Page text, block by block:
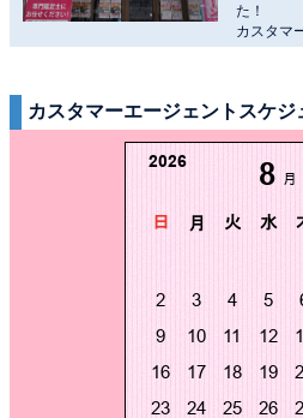
た！
カスタマ
カスタマーエージェントスケジ